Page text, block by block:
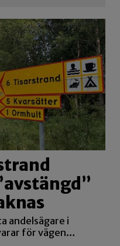
andelsägare i
för vägen…